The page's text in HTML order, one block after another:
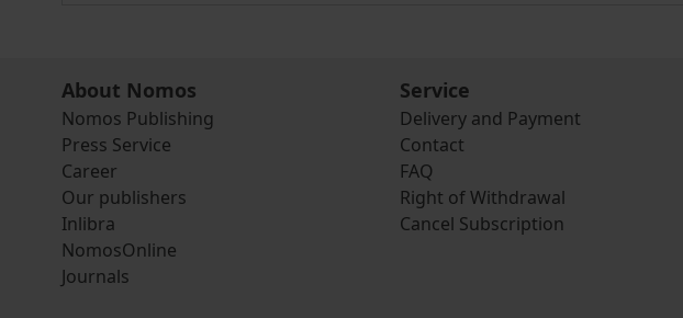
About Nomos
Nomos Publishing
Press Service
Career
Our publishers
Inlibra
NomosOnline
Journals
Service
Delivery and Payment
Contact
FAQ
Right of Withdrawal
Cancel Subscription